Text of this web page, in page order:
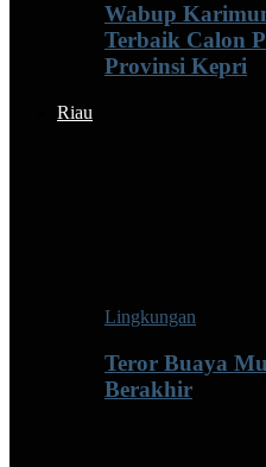
Wabup
Terbaik Calon
Provinsi Kepri
Riau
Lingkungan
Teror Buaya
Berakhir